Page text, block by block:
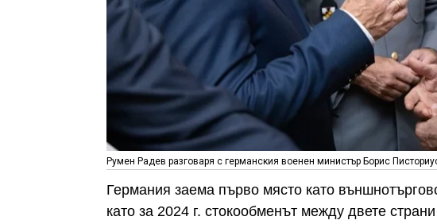
Румен Радев разговаря с германския военен министър Борис
Германия заема първо място като
като за 2024 г. стокообменът между двете